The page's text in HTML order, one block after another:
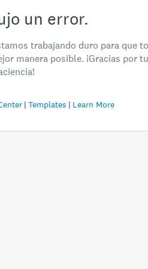
un error.
trabajando duro para que
manera posible. ¡Gracias por tu
Templates Learn More